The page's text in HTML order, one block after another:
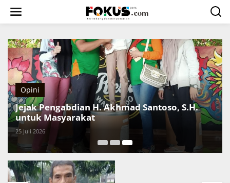
w
Opini
Jejak Pengabdian H. Akhmad Santoso, S.H.
untuk Masyarakat
25 Juli 2026
Harapan di Balik
Kerja Keras